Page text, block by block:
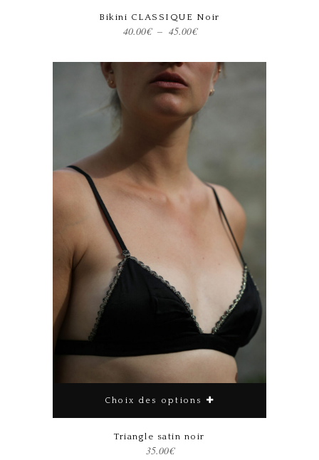
Bikini CLASSIQUE Noir
40.00€ – 45.00€Plage
40.00€
45.00€
Choix des options
Ce produit a plusieurs variations. Les options peuvent être choisies sur la page du produit
Triangle satin noir
35.00€